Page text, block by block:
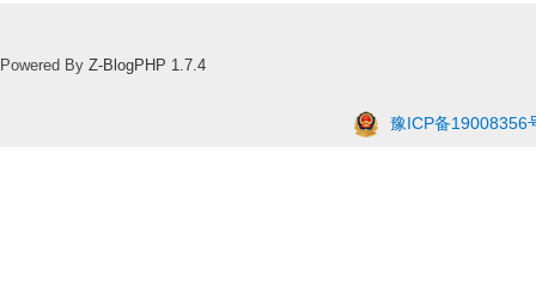
Powered By Z-BlogPHP 1.7.4
豫ICP备19008356